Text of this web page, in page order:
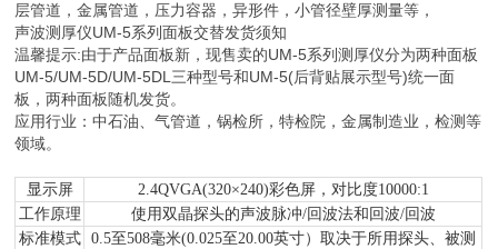
层管道，金属管道，压力容器，异形件，小管径壁厚测量等，
声波测厚仪UM-5系列面板交替发货须知
温馨提示:由于产品面板新，现售卖的UM-5系列测厚仪分为两种面板
UM-5/UM-5D/UM-5DL三种型号和UM-5(后背贴展示型号)统一面
板，两种面板随机发货。
应用行业：中石油、气管道，锅检所，特检院，金属制造业，检测等
领域。
显示屏
2.4QVGA(320×240)彩色屏，对比度10000:1
工作原理
使用双晶探头的声波脉冲/回波法和回波/回波
标准模式
0.5至508毫米(0.025至20.00英寸）取决于所用探头、被测